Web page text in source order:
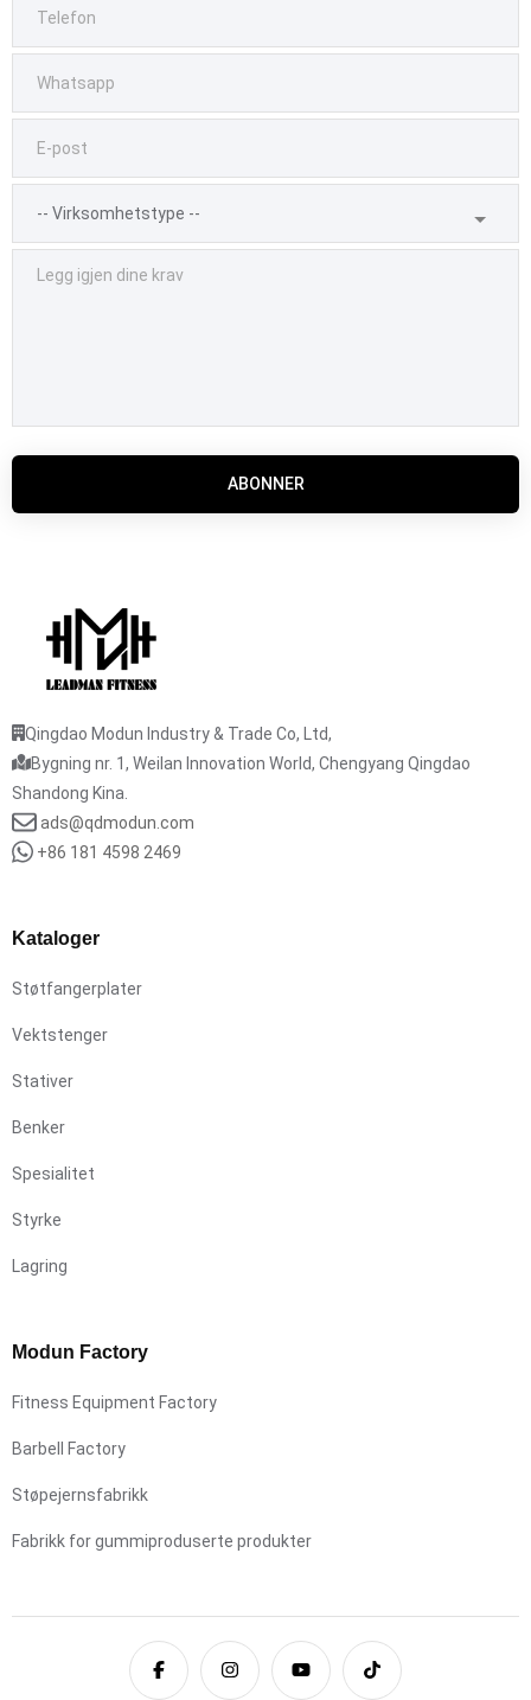
ABONNER
Qingdao Modun Industry & Trade Co, Ltd,
Bygning nr. 1, Weilan Innovation World, Chengyang Qingdao
Shandong Kina.
ads@qdmodun.com
+86 181 4598 2469
Kataloger
Støtfangerplater
Vektstenger
Stativer
Benker
Spesialitet
Styrke
Lagring
Modun Factory
Fitness Equipment Factory
Barbell Factory
Støpejernsfabrikk
Fabrikk for gummiproduserte produkter